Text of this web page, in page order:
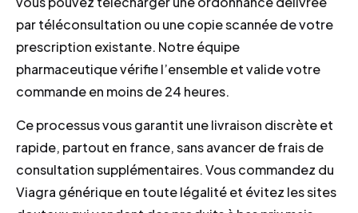
par téléconsultation ou une copie scannée de votre
prescription existante. Notre équipe
pharmaceutique vérifie l’ensemble et valide votre
commande en moins de 24 heures.
Ce processus vous garantit une livraison discrète et
rapide, partout en france, sans avancer de frais de
consultation supplémentaires. Vous commandez du
Viagra générique en toute légalité et évitez les sites